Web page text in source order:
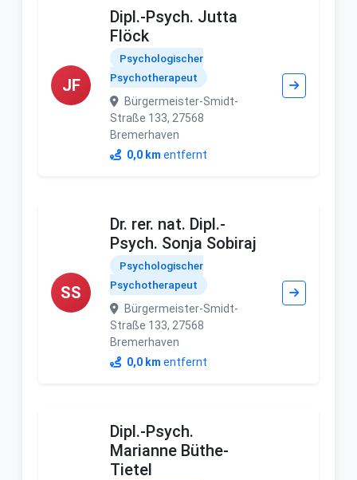
JF
Dipl.-Psych. Jutta
Flöck
Psychologischer
Psychotherapeut
Bürgermeister-Smidt-
Straße 133, 27568
Bremerhaven
0,0 km entfernt
SS
Dr. rer. nat. Dipl.-
Psych. Sonja Sobiraj
Psychologischer
Psychotherapeut
Bürgermeister-Smidt-
Straße 133, 27568
Bremerhaven
0,0 km entfernt
Dipl.-Psych.
Marianne Büthe-
Tietel